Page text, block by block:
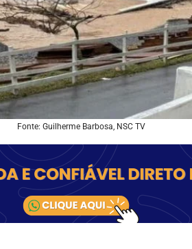
Fonte: Guilherme Barbosa, NSC TV